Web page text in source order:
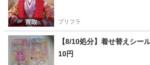
プリフラ
【8/10処分】着せ替えシー
10円